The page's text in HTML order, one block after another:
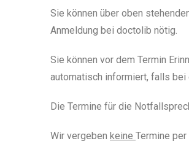
Sie können über oben
Anmeldung bei doctolib nötig.
Sie können vor dem Termin
automatisch informiert, falls bei
Die Termine für die
Wir vergeben keine Termine